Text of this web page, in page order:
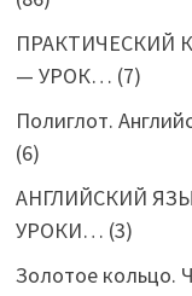
ПРАКТИЧЕСКИЙ
— УРОК… (7)
Полиглот.
(6)
АНГЛИЙСКИЙ
УРОКИ… (3)
Золотое кольцо.